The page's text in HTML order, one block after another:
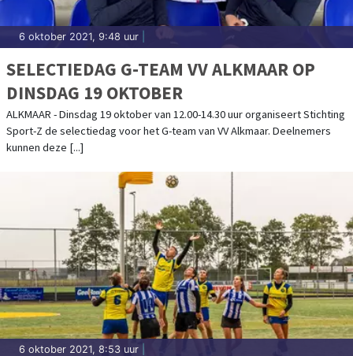
6 oktober 2021, 9:48 uur
SELECTIEDAG G-TEAM VV ALKMAAR OP
DINSDAG 19 OKTOBER
ALKMAAR - Dinsdag 19 oktober van 12.00-14.30 uur organiseert Stichting
Sport-Z de selectiedag voor het G-team van VV Alkmaar. Deelnemers
kunnen deze [...]
6 oktober 2021, 8:53 uur